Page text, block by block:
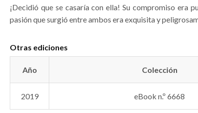
¡Decidió que se casaría con ella! Su compromiso era
pasión que surgió entre ambos era exquisita y
Otras ediciones
Año Colección
2019 eBook n.º 6668